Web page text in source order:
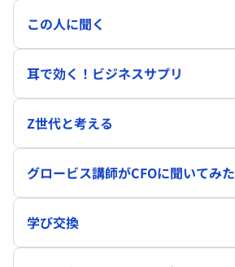
この人に聞く
耳で効く！ビジネスサプリ
Z世代と考える
グロービス講師がCFOに聞いてみた
学び交換